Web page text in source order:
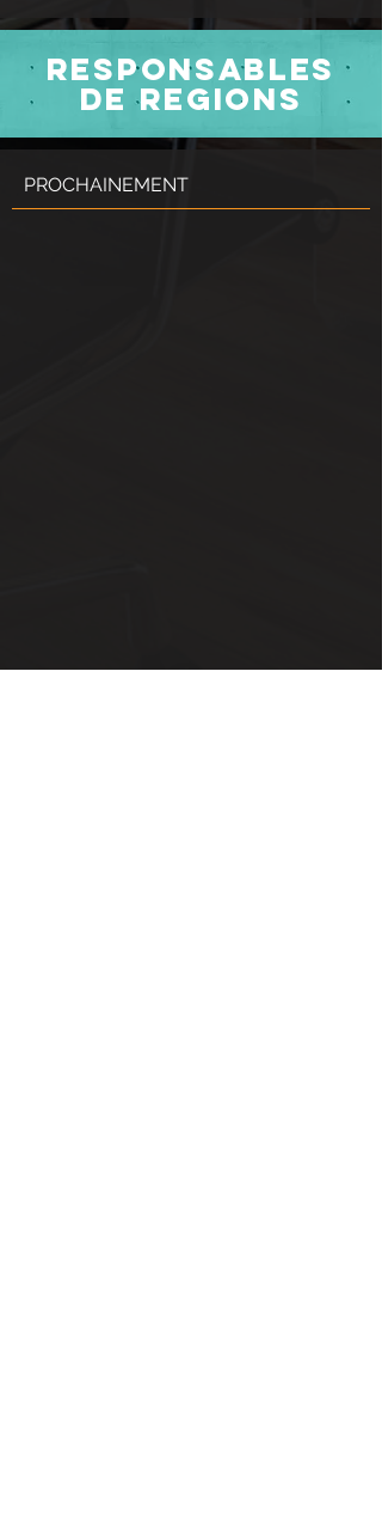
RESPONSABLES
DE REGIONS
PROCHAINEMENT